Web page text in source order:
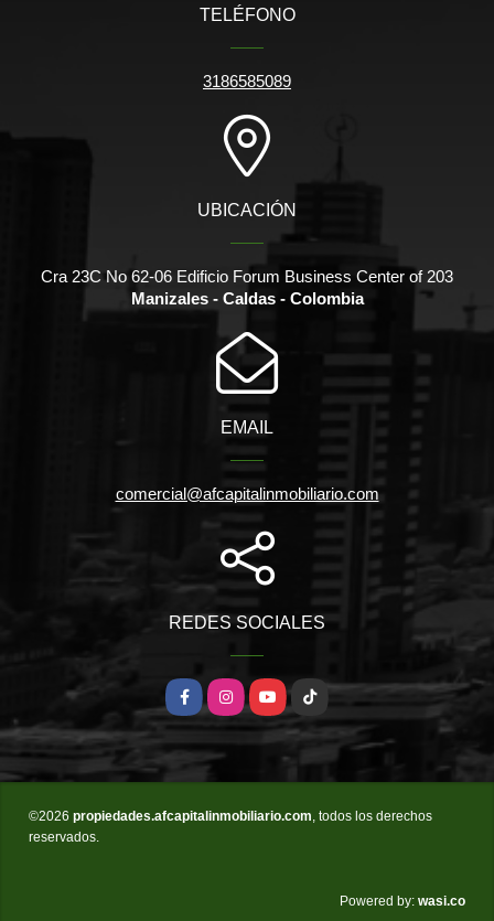
TELÉFONO
3186585089
UBICACIÓN
Cra 23C No 62-06 Edificio Forum Business Center of 203
Manizales - Caldas - Colombia
EMAIL
comercial@afcapitalinmobiliario.com
REDES SOCIALES
FacebookInstagramYouTubeTikTok
©2026 propiedades.afcapitalinmobiliario.com, todos los derechos
reservados.
Powered by: wasi.co